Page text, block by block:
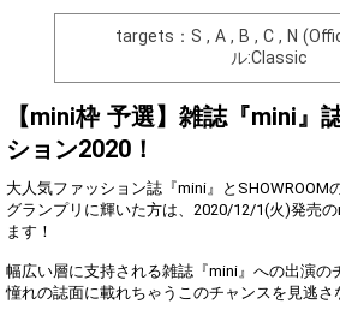
Throw gifts to the stage and join
the live performance.
First, try throwing free Stars
(once a day)! You can also charge
Show Gold to purchase gifts
(available from 1 JPY)! When you
continue to send gifts to the
performer(s), the performer's
popularity ranking and your
ranking go up.
To cheer on performers, you can
send them gifts.
To send performers paid items,
you must use Show Gold.
You can
refrain
that
other
targets：S , A , B , C , N
ル:Classic
【mini枠 予選】雑誌『mini』
ション2020！
大人気ファッション誌『mini』とSHOWROOM
グランプリに輝いた方は、2020/12/1(火)発売
ます！
幅広い層に支持される雑誌『mini』への出演の